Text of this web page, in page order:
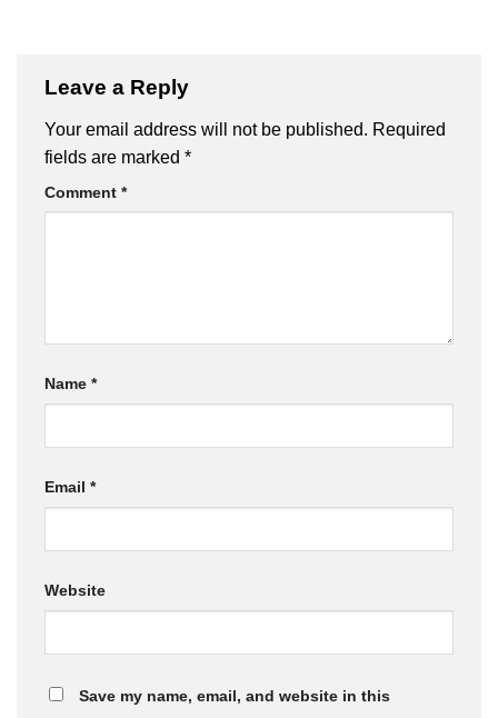
Leave a Reply
Your email address will not be published. Required
fields are marked *
Comment *
Name *
Email *
Website
Save my name, email, and website in this